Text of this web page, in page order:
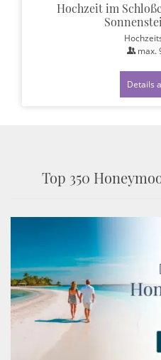
Hochzeit im
max.
Details
Top 350